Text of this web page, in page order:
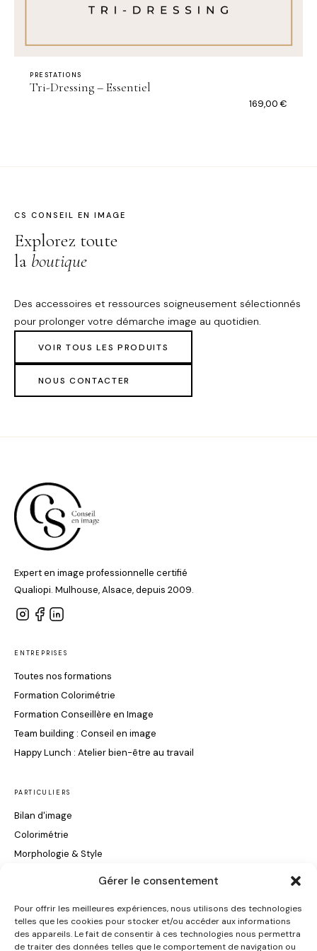
Gérer le consentement
Pour offrir les meilleures expériences, nous utilisons des technologies
telles que les cookies pour stocker et/ou accéder aux informations
des appareils. Le fait de consentir à ces technologies nous permettra
de traiter des données telles que le comportement de navigation ou
PRESTATIONS
Tri-Dressing – Essentiel
169,00€
CS CONSEIL EN IMAGE
Explorez toute
la boutique
Des accessoires et ressources soigneusement sélectionnés
pour prolonger votre démarche image au quotidien.
VOIR TOUS LES PRODUITS
NOUS CONTACTER
Expert en image professionnelle certifié
Qualiopi. Mulhouse, Alsace, depuis 2009.
ENTREPRISES
Toutes nos formations
Formation Colorimétrie
Formation Conseillère en Image
Team building : Conseil en image
Happy Lunch : Atelier bien-être au travail
PARTICULIERS
Bilan d'image
Colorimétrie
Morphologie & Style
INFORMATIONS